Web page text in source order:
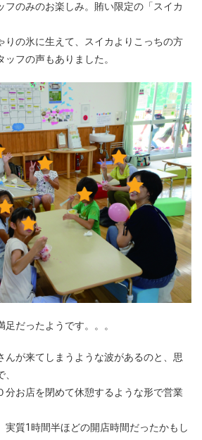
フのみのお楽しみ。賄い限定の「スイカ
りの氷に生えて、スイカよりこっちの方
フの声もありました。
だったようです。。。
んが来てしまうような波があるのと、思
分お店を閉めて休憩するような形で営業
実質1時間半ほどの開店時間だったかもし